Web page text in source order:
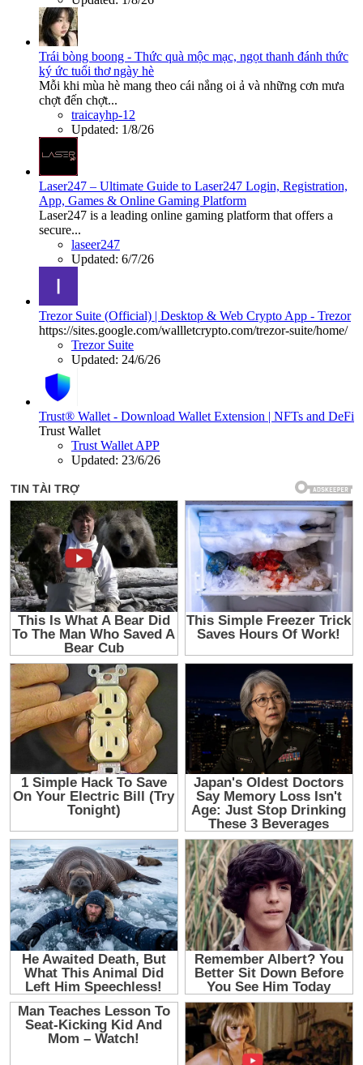
Trái bòng boong - Thức quà mộc mạc, ngọt thanh đánh thức
ký ức tuổi thơ ngày hè
Mỗi khi mùa hè mang theo cái nắng oi ả và những cơn mưa
chợt đến chợt...
traicayhp-12
Updated: 1/8/26
Laser247 – Ultimate Guide to Laser247 Login, Registration,
App, Games & Online Gaming Platform
Laser247 is a leading online gaming platform that offers a
secure...
laseer247
Updated: 6/7/26
Trezor Suite (Official) | Desktop & Web Crypto App - Trezor
https://sites.google.com/wallletcrypto.com/trezor-suite/home/
Trezor Suite
Updated: 24/6/26
Trust® Wallet - Download Wallet Extension | NFTs and DeFi
Trust Wallet
Trust Wallet APP
Updated: 23/6/26